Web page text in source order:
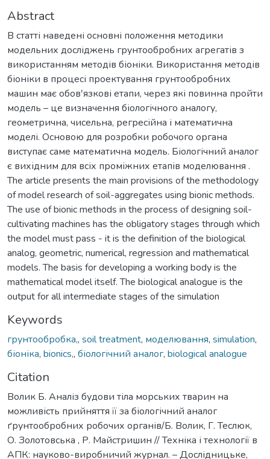
Abstract
В статті наведені основні положення методики
модельних досліджень грунтообробних агрегатів з
використанням методів біоніки. Використання методів
біоніки в процесі проектування грунтообробних
машин має обовʹязкові етапи, через які повинна пройти
модель – це визначення біологічного аналогу,
геометрична, чисельна, регресійна і математична
моделі. Основою для розробки робочого органа
виступає саме математична модель. Біологічний аналог
є вихідним для всіх проміжних етапів моделювання .
The article presents the main provisions of the methodology
of model research of soil-aggregates using bionic methods.
The use of bionic methods in the process of designing soil-
cultivating machines has the obligatory stages through which
the model must pass - it is the definition of the biological
analog, geometric, numerical, regression and mathematical
models. The basis for developing a working body is the
mathematical model itself. The biological analogue is the
output for all intermediate stages of the simulation
Keywords
грунтообробка,, soil treatment, моделювання, simulation,
біоніка, bionics,, біологічний аналог, biological analogue
Citation
Волик Б. Аналіз будови тіла морських тварин на
можливість прийняття її за біологічний аналог
ґрунтообробних робочих органів/Б. Волик, Г. Теслюк,
О. Золотовська , Р. Майстришин // Техніка і технології в
АПК: науково-виробничий журнал. – Дослідницьке,